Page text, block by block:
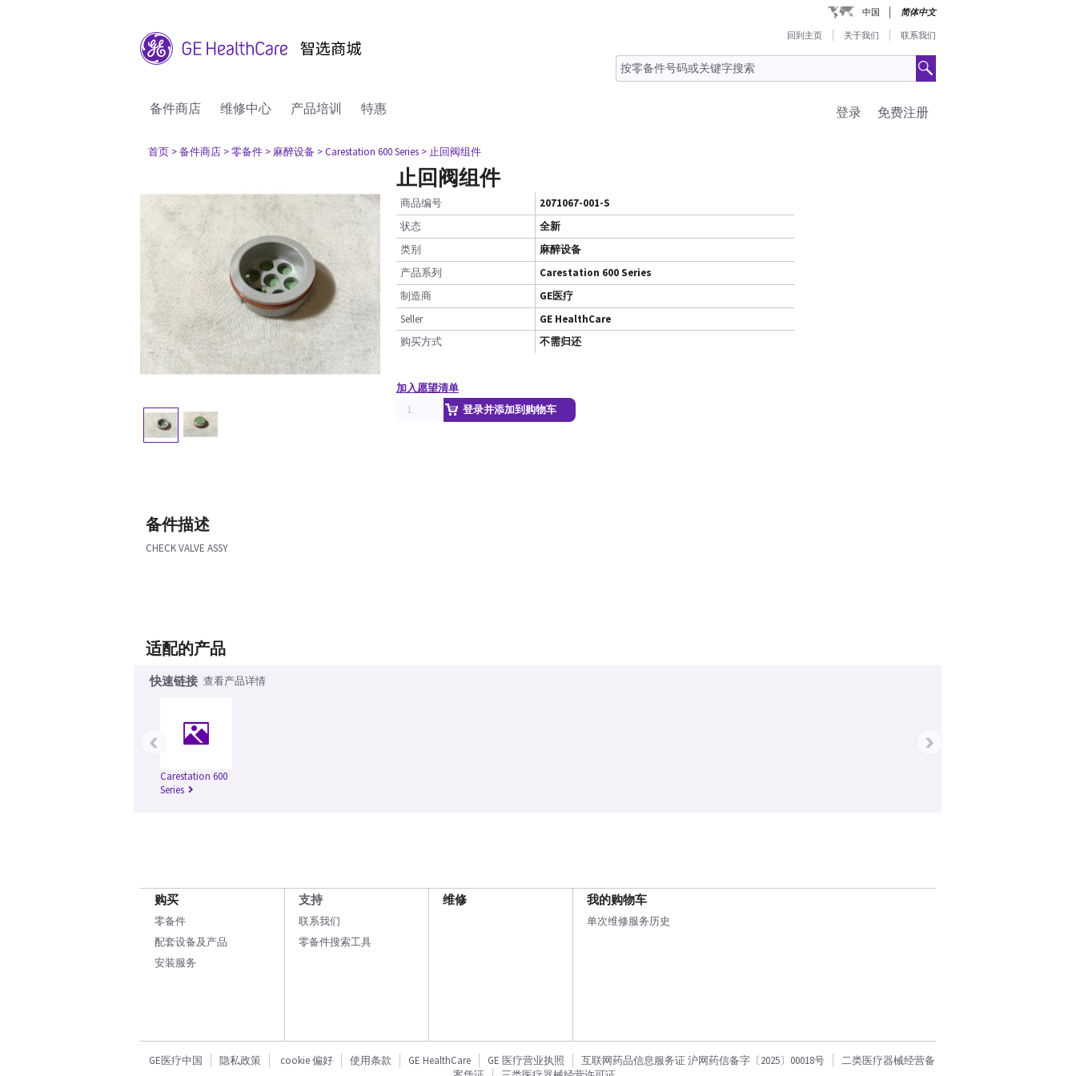
中国 简体中文
回到主页 关于我们 联系我们
备件商店 维修中心 产品培训 特惠 免费注册
登录
首页 > 备件商店 > 零备件 > 麻醉设备 > Carestation 600 Series > 止回阀组件
止回阀组件
商品编号
2071067-001-S
状态
全新
类别
麻醉设备
产品系列
Carestation 600 Series
制造商
GE医疗
Seller
GE HealthCare
购买方式
不需归还
加入愿望清单
登录并添加到购物车
备件描述
CHECK VALVE ASSY
适配的产品
快速链接 查看产品详情
Carestation 600
Series
‹ ›
购买
零备件
配套设备及产品
安装服务
支持
联系我们
零备件搜索工具
维修 我的购物车
单次维修服务历史
GE医疗中国 隐私政策 cookie 偏好 使用条款 GE HealthCare GE 医疗营业执照 互联网药品信息服务证 沪网药信备字〔2025〕00018号
二类医疗器械经营备